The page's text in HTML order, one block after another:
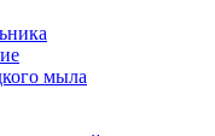
мыла